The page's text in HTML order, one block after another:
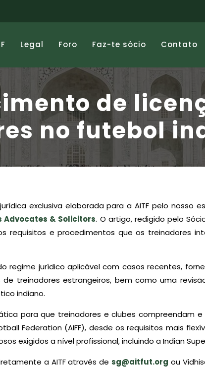
Legal Foro Faz-te sócio Contato
de
no futebol
exclusiva elaborada para a AITF pelo nosso
Advocates & Solicitors. O artigo, redigido pelo
requisitos e procedimentos que os treinadores
regime jurídico aplicável com casos recentes,
treinadores estrangeiros, bem como uma
indiano.
para que treinadores e clubes compreendam e
Federation (AIFF), desde os requisitos mais
exigidos a nível profissional, incluindo a Indian
a AITF através desg@aitfut.org ou